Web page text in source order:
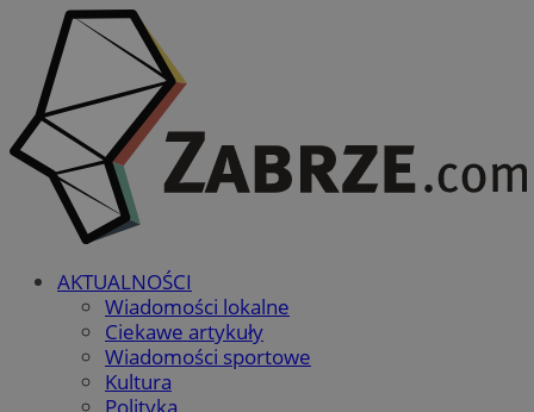
AKTUALNOŚCI
Wiadomości lokalne
Ciekawe artykuły
Wiadomości sportowe
Kultura